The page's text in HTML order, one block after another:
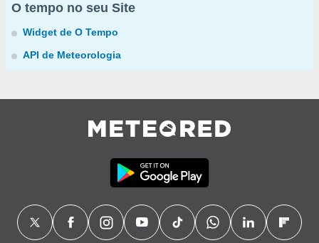
O tempo no seu Site
Widget de O Tempo
API de Meteorologia